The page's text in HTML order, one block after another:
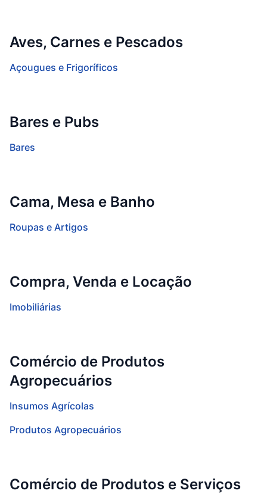
Aves, Carnes e Pescados
Açougues e Frigoríficos
Bares e Pubs
Bares
Cama, Mesa e Banho
Roupas e Artigos
Compra, Venda e Locação
Imobiliárias
Comércio de Produtos
Agropecuários
Insumos Agrícolas
Produtos Agropecuários
Comércio de Produtos e Serviços